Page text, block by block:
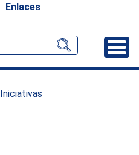
Enlaces
Iniciativas